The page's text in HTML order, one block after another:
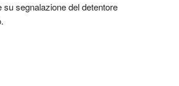
segnalazione del detentore